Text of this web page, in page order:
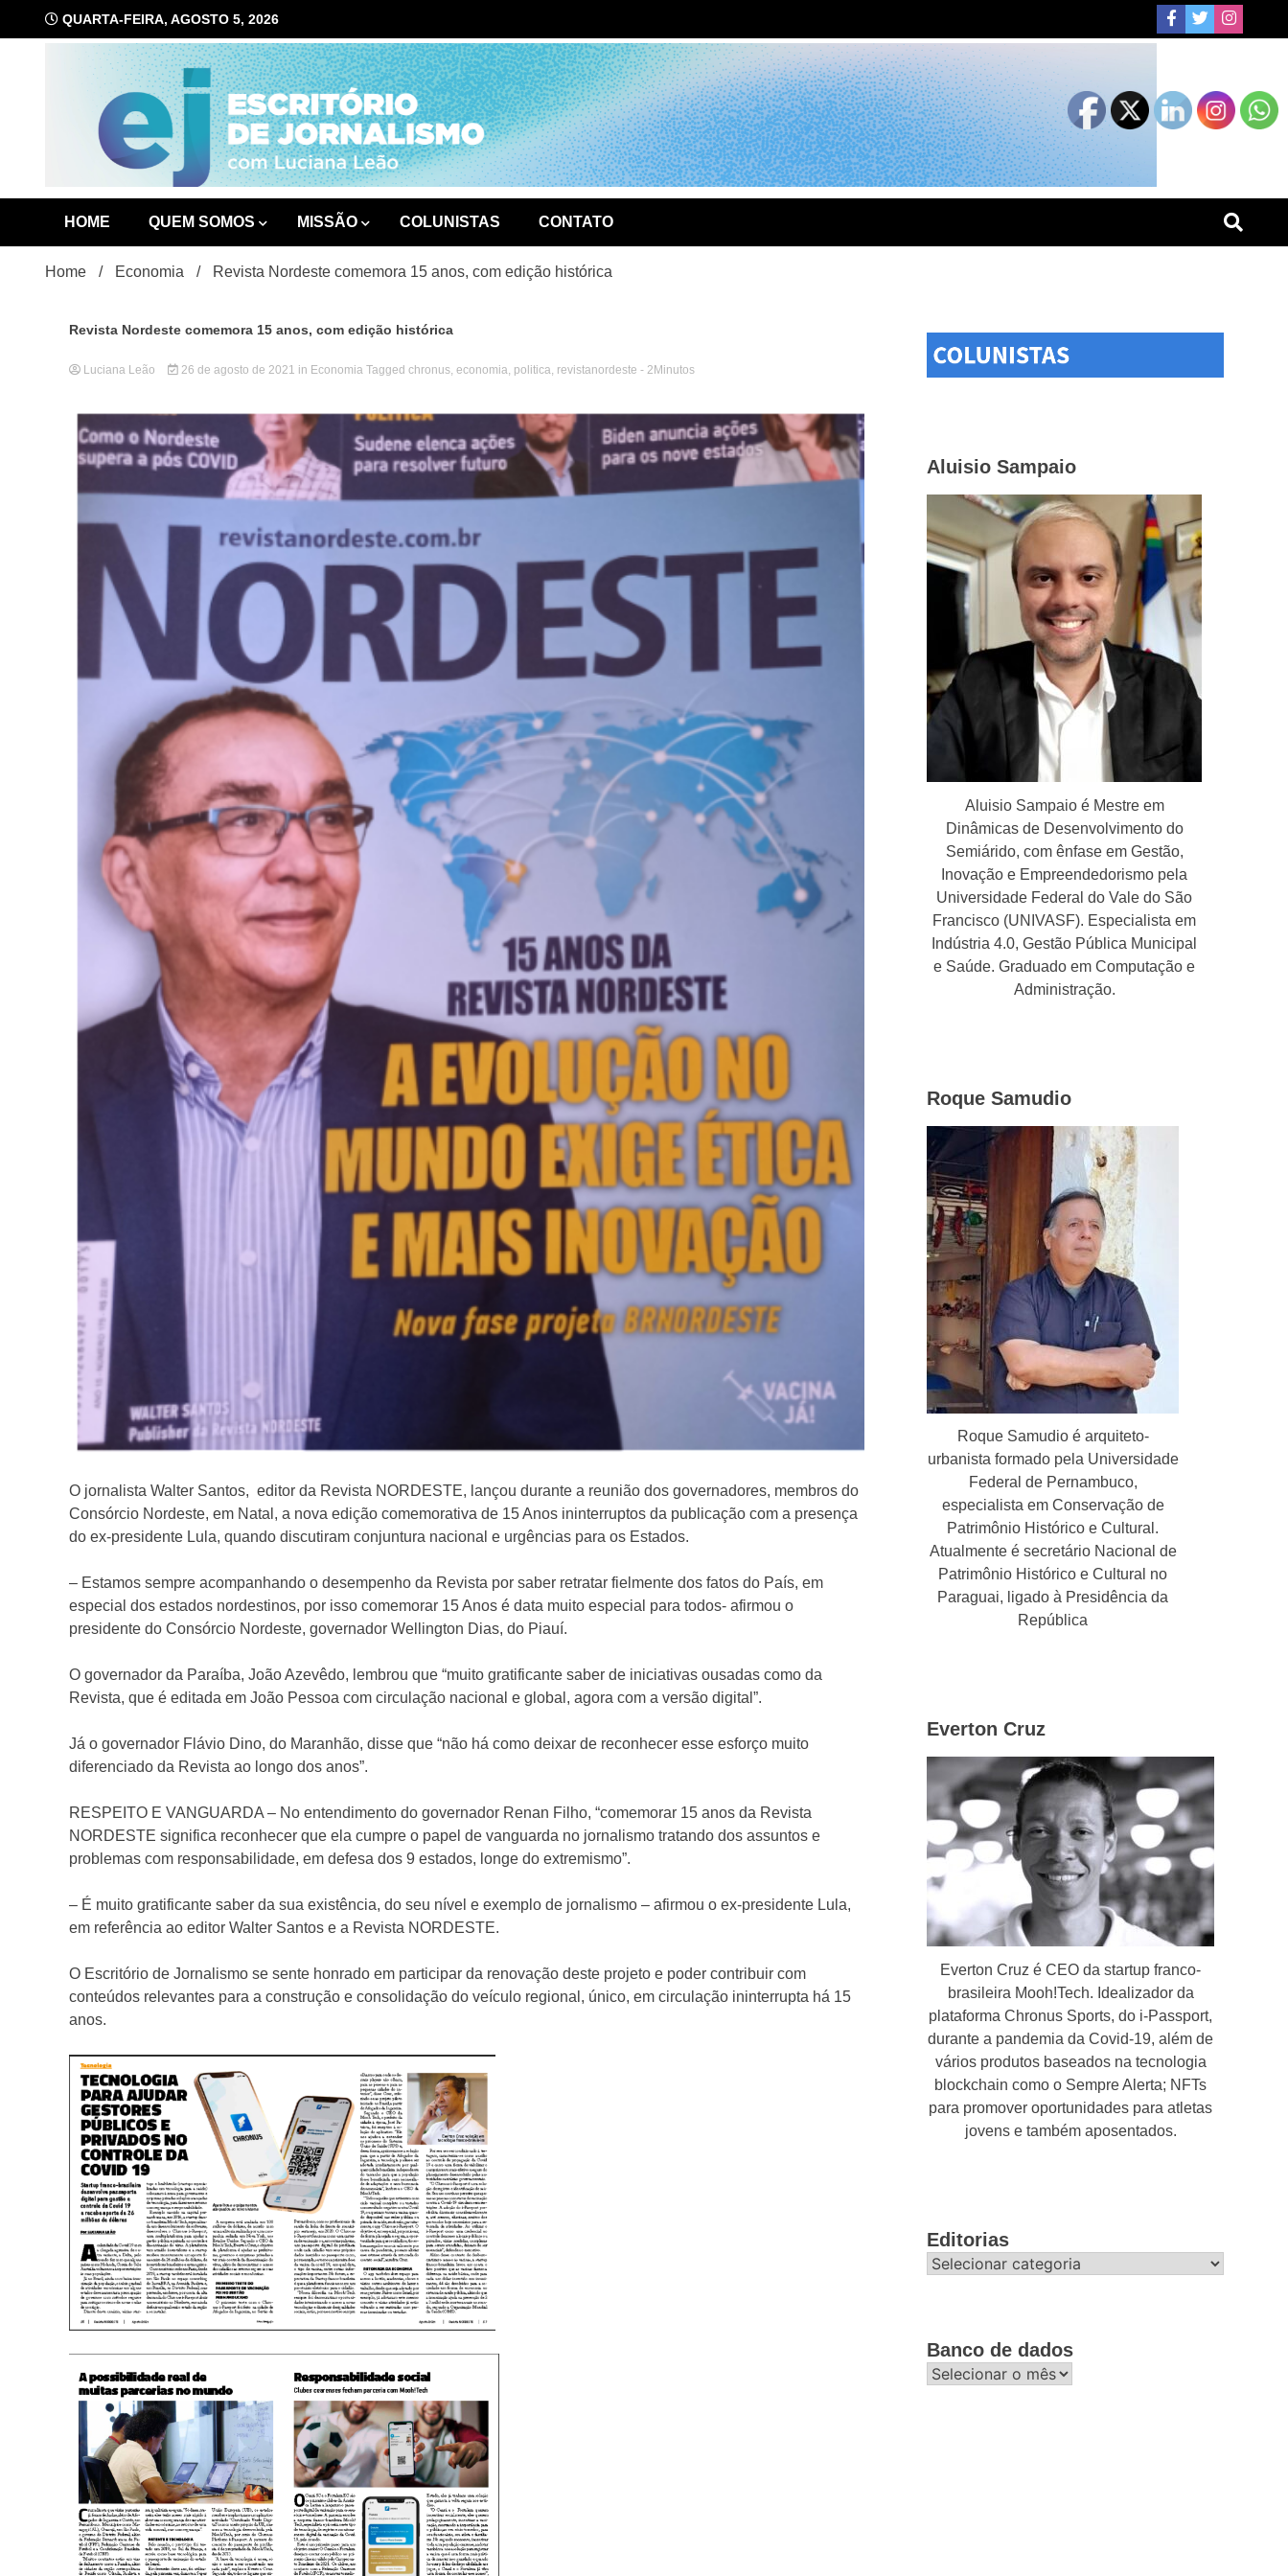
QUARTA-FEIRA, AGOSTO 5, 2026
Escritório de
Jornalismo
HOME
QUEM SOMOS MISSÃO COLUNISTAS CONTATO
Home Economia Revista Nordeste comemora 15 anos, com edição histórica
Revista Nordeste comemora 15 anos, com edição histórica
Luciana Leão 26 de agosto de 2021 in Economia Tagged chronus, economia, politica, revistanordeste - 2Minutos
O jornalista Walter Santos, editor da Revista NORDESTE, lançou durante a reunião dos governadores, membros do
Consórcio Nordeste, em Natal, a nova edição comemorativa de 15 Anos ininterruptos da publicação com a presença
do ex-presidente Lula, quando discutiram conjuntura nacional e urgências para os Estados.
– Estamos sempre acompanhando o desempenho da Revista por saber retratar fielmente dos fatos do País, em
especial dos estados nordestinos, por isso comemorar 15 Anos é data muito especial para todos- afirmou o
presidente do Consórcio Nordeste, governador Wellington Dias, do Piauí.
O governador da Paraíba, João Azevêdo, lembrou que “muito gratificante saber de iniciativas ousadas como da
Revista, que é editada em João Pessoa com circulação nacional e global, agora com a versão digital”.
Já o governador Flávio Dino, do Maranhão, disse que “não há como deixar de reconhecer esse esforço muito
diferenciado da Revista ao longo dos anos”.
RESPEITO E VANGUARDA – No entendimento do governador Renan Filho, “comemorar 15 anos da Revista
NORDESTE significa reconhecer que ela cumpre o papel de vanguarda no jornalismo tratando dos assuntos e
problemas com responsabilidade, em defesa dos 9 estados, longe do extremismo”.
– É muito gratificante saber da sua existência, do seu nível e exemplo de jornalismo – afirmou o ex-presidente Lula,
em referência ao editor Walter Santos e a Revista NORDESTE.
O Escritório de Jornalismo se sente honrado em participar da renovação deste projeto e poder contribuir com
conteúdos relevantes para a construção e consolidação do veículo regional, único, em circulação ininterrupta há 15
anos.
Aluisio Sampaio
Aluisio Sampaio é Mestre em
Dinâmicas de Desenvolvimento do
Semiárido, com ênfase em Gestão,
Inovação e Empreendedorismo pela
Universidade Federal do Vale do São
Francisco (UNIVASF). Especialista em
Indústria 4.0, Gestão Pública Municipal
e Saúde. Graduado em Computação e
Administração.
Roque Samudio
Roque Samudio é arquiteto-
urbanista formado pela Universidade
Federal de Pernambuco,
especialista em Conservação de
Patrimônio Histórico e Cultural.
Atualmente é secretário Nacional de
Patrimônio Histórico e Cultural no
Paraguai, ligado à Presidência da
República
Everton Cruz
Everton Cruz é CEO da startup franco-
brasileira Mooh!Tech. Idealizador da
plataforma Chronus Sports, do i-Passport,
durante a pandemia da Covid-19, além de
vários produtos baseados na tecnologia
blockchain como o Sempre Alerta; NFTs
para promover oportunidades para atletas
jovens e também aposentados.
Editorias
Editorias
Banco de dados
Banco